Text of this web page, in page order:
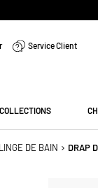
Service Client
COLLECTIONS
LINGE DE BAIN DRAP